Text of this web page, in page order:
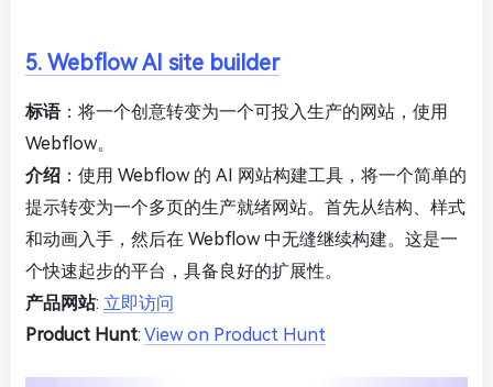
5. Webflow AI site builder
标语：将一个创意转变为一个可投入生产的网站，使用
Webflow。
介绍 ：使用 Webflow 的 AI 网站构建工具，将一个简单的
提示转变为一个多页的生产就绪网站。首先从结构、样式
和动画入手，然后在 Webflow 中无缝继续构建。这是一
个快速起步的平台，具备良好的扩展性。
产品网站: 立即访问
Product Hunt: View on Product Hunt